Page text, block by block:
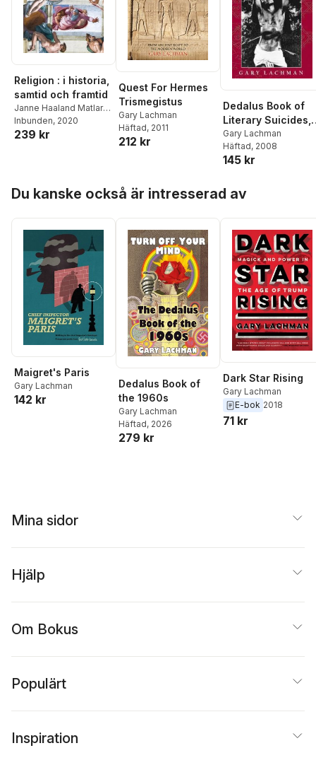
Religion : i historia,
samtid och framtid
Janne Haaland Matlary ,
Daniel T. Potts,
Lipner,Robin Osborne
Wouter J. Hanegraaff,
Ruthven
William O’Reilly
Ariel
Glucklich,Wolfgang
Palaver,Mona Siddiqui
Candida R. Moss,
Esther Benbassa,
Richard Miles,
A.N.
Wilson,Jessica Frazier
Simon May,Armin W.
Harvey
Berti,Göran Rosenberg
Jayne Svenungsson
Adrian Wooldridge
Inbunden, 2020
239 kr
Quest For Hermes
Trismegistus
Gary Lachman
Häftad, 2011
212 kr
Dedalus Book of
Literary Suicides,
The: Dead Letters
Gary Lachman
Häftad, 2008
145 kr
Du kanske också är intresserad av
Maigret's Paris
Gary Lachman
142 kr
Dedalus Book of
the 1960s
Gary Lachman
Häftad, 2026
279 kr
Dark Star Rising
Gary Lachman
E-bok 2018
71 kr
Mina sidor
Hjälp
Om Bokus
Populärt
Inspiration